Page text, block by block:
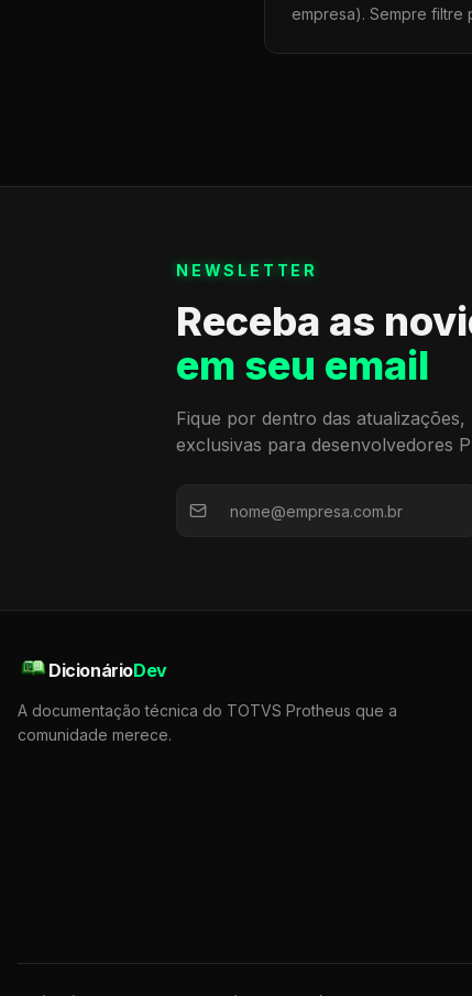
empresa). Sempre filtre
NEWSLETTER
Receba as
em seu email
Fique por dentro das atualizações,
exclusivas para desenvolvedores
DicionárioDev
A documentação técnica do TOTVS Protheus que a
comunidade merece.